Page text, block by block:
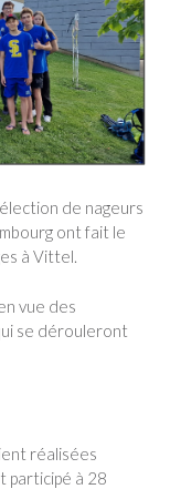
de nageurs
ont fait le
à Vittel.
vue des
se dérouleront
réalisées
participé à 28